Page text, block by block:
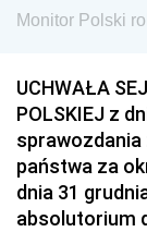
Monitor Polski
UCHWAŁA
POLSKIEJ z
sprawozdania
państwa za
dnia 31
absolutorium